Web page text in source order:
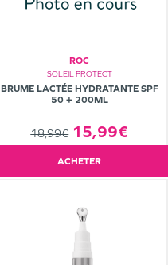
ROC
SOLEIL PROTECT
BRUME LACTÉE HYDRATANTE SPF
50 + 200ML
18,99€ 15,99€
ACHETER